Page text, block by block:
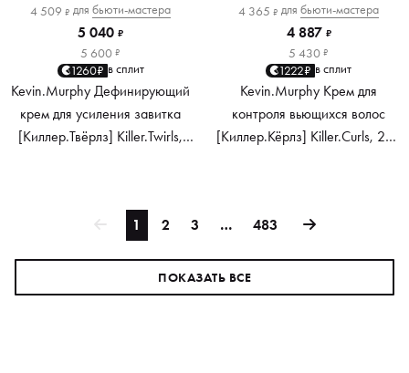
4 509 ₽ для бьюти-мастера
5 040 ₽
5 600 ₽
1260₽ в сплит
Kevin.Murphy Дефинирующий
крем для усиления завитка
[Киллер.Твёрлз] Killer.Twirls,
4 365 ₽ для бьюти-мастера
4 887 ₽
5 430 ₽
1222₽ в сплит
Kevin.Murphy Крем для
контроля вьющихся волос
[Киллер.Кёрлз] Killer.Curls, 200
1 2 3 … 483
ПОКАЗАТЬ ВСЕ